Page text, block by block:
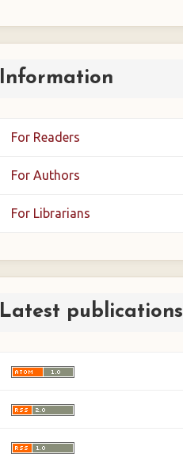
Information
For Readers
For Authors
For Librarians
Latest publications